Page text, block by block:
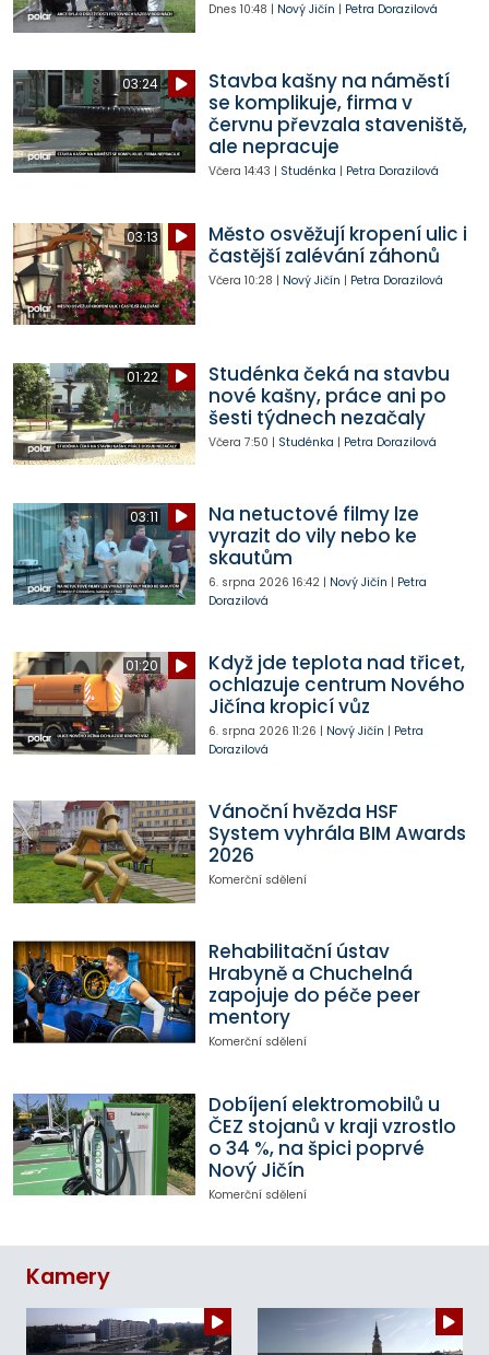
Dnes 10:48 | Nový Jičín | Petra Dorazilová
03:24
Stavba kašny na náměstí
se komplikuje, firma v
červnu převzala staveniště,
ale nepracuje
Včera 14:43 | Studénka | Petra Dorazilová
03:13
Město osvěžují kropení ulic i
častější zalévání záhonů
Včera 10:28 | Nový Jičín | Petra Dorazilová
01:22
Studénka čeká na stavbu
nové kašny, práce ani po
šesti týdnech nezačaly
Včera 7:50 | Studénka | Petra Dorazilová
03:11
Na netuctové filmy lze
vyrazit do vily nebo ke
skautům
6. srpna 2026 16:42| Nový Jičín | Petra
Dorazilová
01:20
Když jde teplota nad třicet,
ochlazuje centrum Nového
Jičína kropicí vůz
6. srpna 2026 11:26 | Nový Jičín | Petra
Dorazilová
Vánoční hvězda HSF
System vyhrála BIM Awards
2026
Komerční sdělení
Rehabilitační ústav
Hrabyně a Chuchelná
zapojuje do péče peer
mentory
Komerční sdělení
Dobíjení elektromobilů u
ČEZ stojanů v kraji vzrostlo
o 34 %, na špici poprvé
Nový Jičín
Komerční sdělení
Kamery